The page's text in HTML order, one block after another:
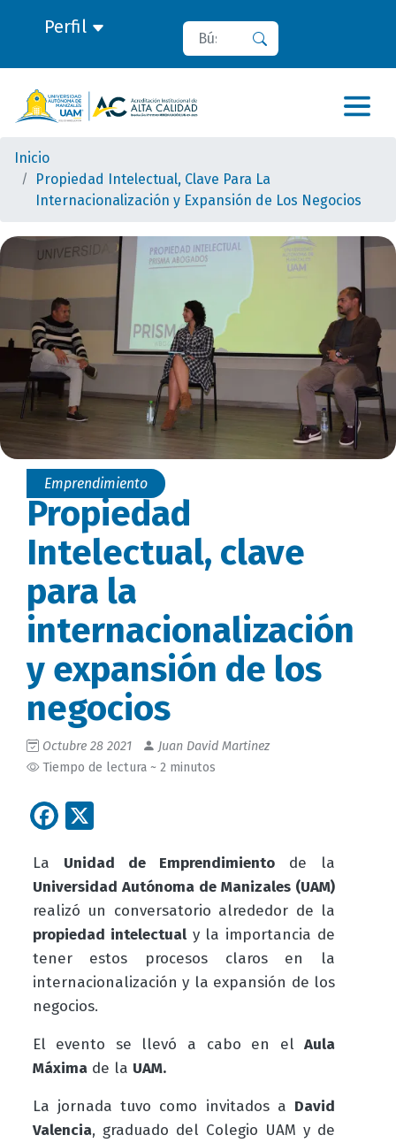
Perfil Buscar
Inicio
Propiedad Intelectual, Clave Para La
Internacionalización y Expansión de Los Negocios
Emprendimiento
Propiedad
Intelectual, clave
para la
internacionalización
y expansión de los
negocios
Octubre 28 2021
Juan David Martinez
Tiempo de lectura ~ 2 minutos
Facebook
La Unidad de Emprendimiento de la
Universidad Autónoma de Manizales (UAM)
realizó un conversatorio alrededor de la
propiedad intelectualy la importancia de
tener estos procesos claros en la
internacionalización y la expansión de los
negocios.
El evento se llevó a cabo en elAula
Máximade la UAM.
La jornada tuvo como invitados a David
Valencia, graduado del Colegio UAM y de